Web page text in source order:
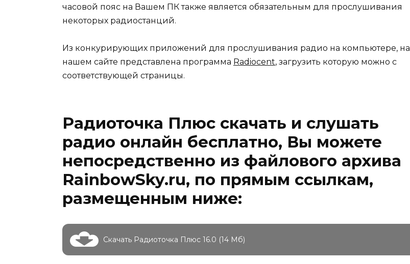
часовой пояс на Вашем ПК также является обязательным для прослушивания
некоторых радиостанций.
Из конкурирующих приложений для прослушивания радио на компьютере, на
нашем сайте представлена программа Radiocent, загрузить которую можно с
соответствующей страницы.
Радиоточка Плюс скачать и слушать
радио онлайн бесплатно, Вы можете
непосредственно из файлового архива
RainbowSky.ru, по прямым ссылкам,
размещенным ниже:
Скачать Радиоточка Плюс 16.0 (14 Мб)